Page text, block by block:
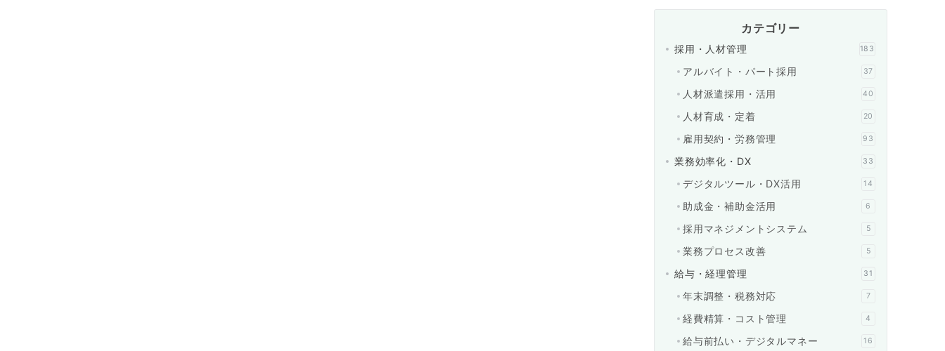
カテゴリー
採用・人材管理 183
アルバイト・パート採用 37
人材派遣採用・活用 40
人材育成・定着 20
雇用契約・労務管理 93
業務効率化・DX 33
デジタルツール・DX活用 14
助成金・補助金活用 6
採用マネジメントシステム 5
業務プロセス改善 5
給与・経理管理 31
年末調整・税務対応 7
経費精算・コスト管理 4
給与前払い・デジタルマネー 16